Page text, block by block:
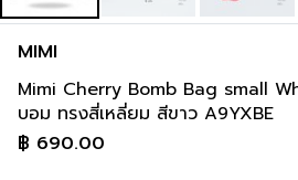
MIMI
Mimi Cherry Bomb Bag small
บอม ทรงสี่เหลี่ยม สีขาว A9YXBE
฿ 690.00